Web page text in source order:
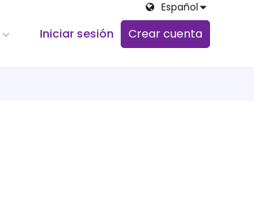
Iniciar sesión Crear cuenta
Español